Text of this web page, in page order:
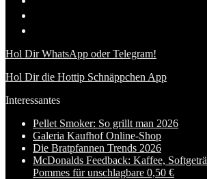
Hol Dir WhatsApp oder Telegram!
Hol Dir die Hottip Schnäppchen App
Interessantes
Pellet Smoker: So grillt man 2026
Galeria Kaufhof Online-Shop
Die Bratpfannen Trends 2026
McDonalds Feedback: Kaffee,
Pommes für unschlagbare 0,50 €